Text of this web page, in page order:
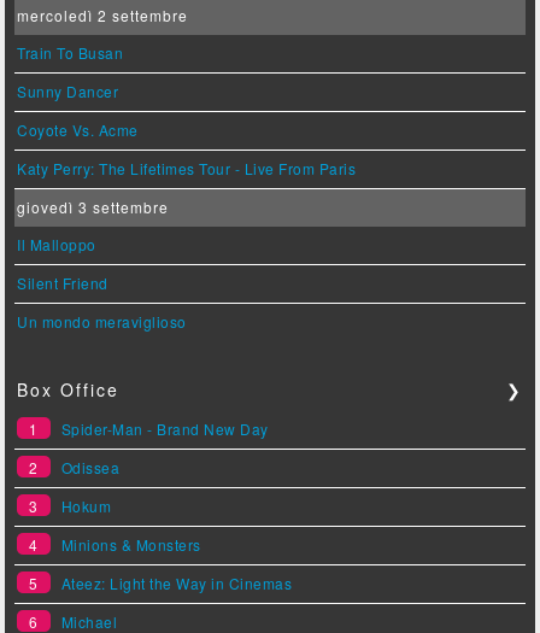
mercoledì 2 settembre
Train To Busan
Sunny Dancer
Coyote Vs. Acme
Katy Perry: The Lifetimes Tour - Live From Paris
giovedì 3 settembre
Il Malloppo
Silent Friend
Un mondo meraviglioso
Box Office ❯
1
Spider-Man - Brand New Day
2
Odissea
3
Hokum
4
Minions & Monsters
5
Ateez: Light the Way in Cinemas
6
Michael